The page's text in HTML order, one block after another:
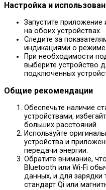
Настройка и
Запустите
на обоих устройствах.
Следите за
индикациями о режиме
При необходимости
выберите устройство
подключенных
Общие рекомендации
Обеспечьте наличие
устройствами,
больших расстояний.
Используйте
устройства и
передачи энергии.
Обратите внимание,
Bluetooth или Wi-Fi
данных, и для
стандарт Qi или